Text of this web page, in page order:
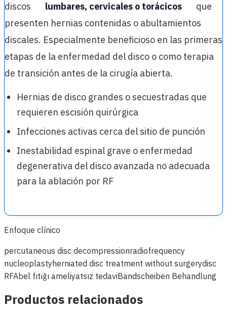
discos
lumbares, cervicales o torácicos
que
presenten hernias contenidas o abultamientos
discales. Especialmente beneficioso en las primeras
etapas de la enfermedad del disco o como terapia
de transición antes de la cirugía abierta.
Hernias de disco grandes o secuestradas que
requieren escisión quirúrgica
Infecciones activas cerca del sitio de punción
Inestabilidad espinal grave o enfermedad
degenerativa del disco avanzada no adecuada
para la ablación por RF
Enfoque clínico
percutaneous disc decompressionradiofrequency
nucleoplasty herniated disc treatment without surgerydisc
RFAbel fıtığı ameliyatsız tedaviBandscheiben Behandlung
Productos relacionados